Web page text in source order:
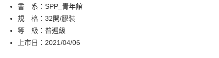
３．安心：先確認商品／服務後，再付款。
【「AFTEE先享後付」結帳流程】
１．於結帳方式選擇「AFTEE先享後付」後，將跳轉至「AFTEE先享後付」
結帳頁面，進行簡訊認證並確認金額後，即可完成結帳。
２．訂單成立數日內，您將收到繳費通知簡訊。
全家取貨付款
每筆NT$80，滿NT$500(含以上)免運費
付款後全家取貨
書 系：SPP_青年館
規 格：32開/膠裝
等 級：普遍級
上市日：2021/04/06